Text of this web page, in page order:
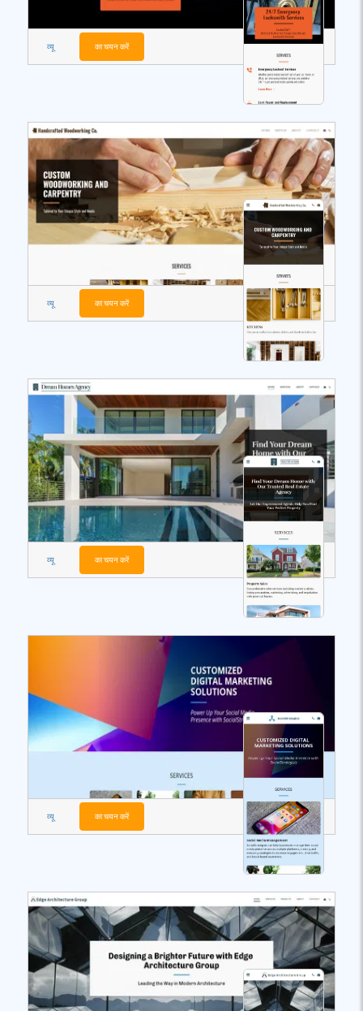
व्यू का चयन करें
व्यू का चयन करें
व्यू का चयन करें
व्यू का चयन करें